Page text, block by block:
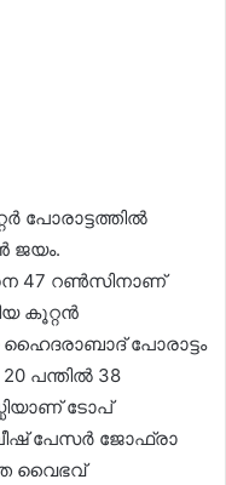
പോരാട്ടത്തിൽ
ജയം.
47 റൺസിനാണ്
കൂറ്റൻ
ഹൈദരാബാദ് പോരാട്ടം
പന്തിൽ 38
ടോപ്
പേസർ ജോഫ്രാ
വൈഭവ്